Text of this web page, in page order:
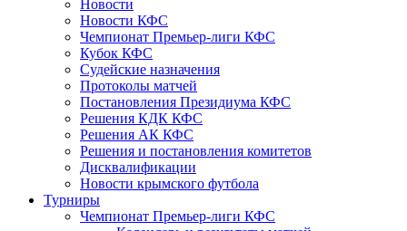
Новости
Новости КФС
Чемпионат Премьер-лиги КФС
Кубок КФС
Судейские назначения
Протоколы матчей
Постановления Президиума КФС
Решения КДК КФС
Решения АК КФС
Решения и постановления комитетов
Дисквалификации
Новости крымского футбола
Турниры
Чемпионат Премьер-лиги КФС